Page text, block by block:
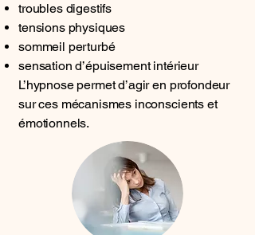
troubles digestifs
tensions physiques
sommeil perturbé
sensation d’épuisement intérieur
L’hypnose permet d’agir en profondeur
sur ces mécanismes inconscients et
émotionnels.